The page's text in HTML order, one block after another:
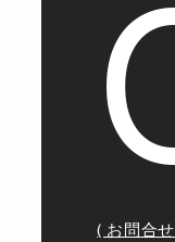
( お問合